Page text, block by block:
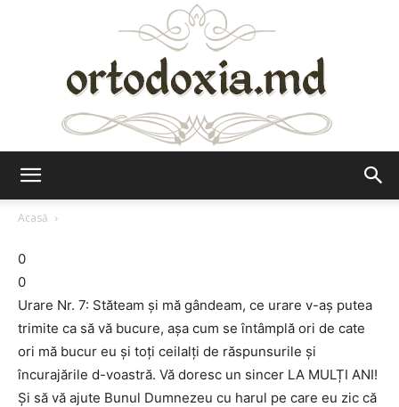
Acasă
0
0
Urare Nr. 7: Stăteam și mă gândeam, ce urare v-aș putea
trimite ca să vă bucure, așa cum se întâmplă ori de cate
ori mă bucur eu și toți ceilalți de răspunsurile și
încurajările d-voastră. Vă doresc un sincer LA MULȚI ANI!
Și să vă ajute Bunul Dumnezeu cu harul pe care eu zic că